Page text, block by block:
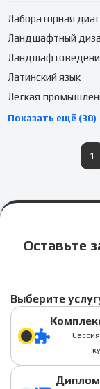
Лабораторная
Ландшафтный
Латинский язык
Легкая
Показать ещё (30)
1
Оставьте
Выберите